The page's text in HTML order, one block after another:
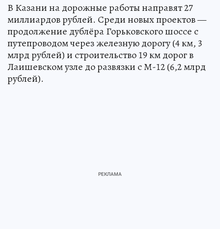
В Казани на дорожные работы направят 27
миллиардов рублей. Среди новых проектов —
продолжение дублёра Горьковского шоссе с
путепроводом через железную дорогу (4 км, 3
млрд рублей) и строительство 19 км дорог в
Лаишевском узле до развязки с М-12 (6,2 млрд
рублей).